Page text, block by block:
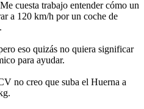
cuesta trabajo entender cómo un
a 120 km/h por un coche de
eso quizás no quiera significar
para ayudar.
no creo que suba el Huerna a